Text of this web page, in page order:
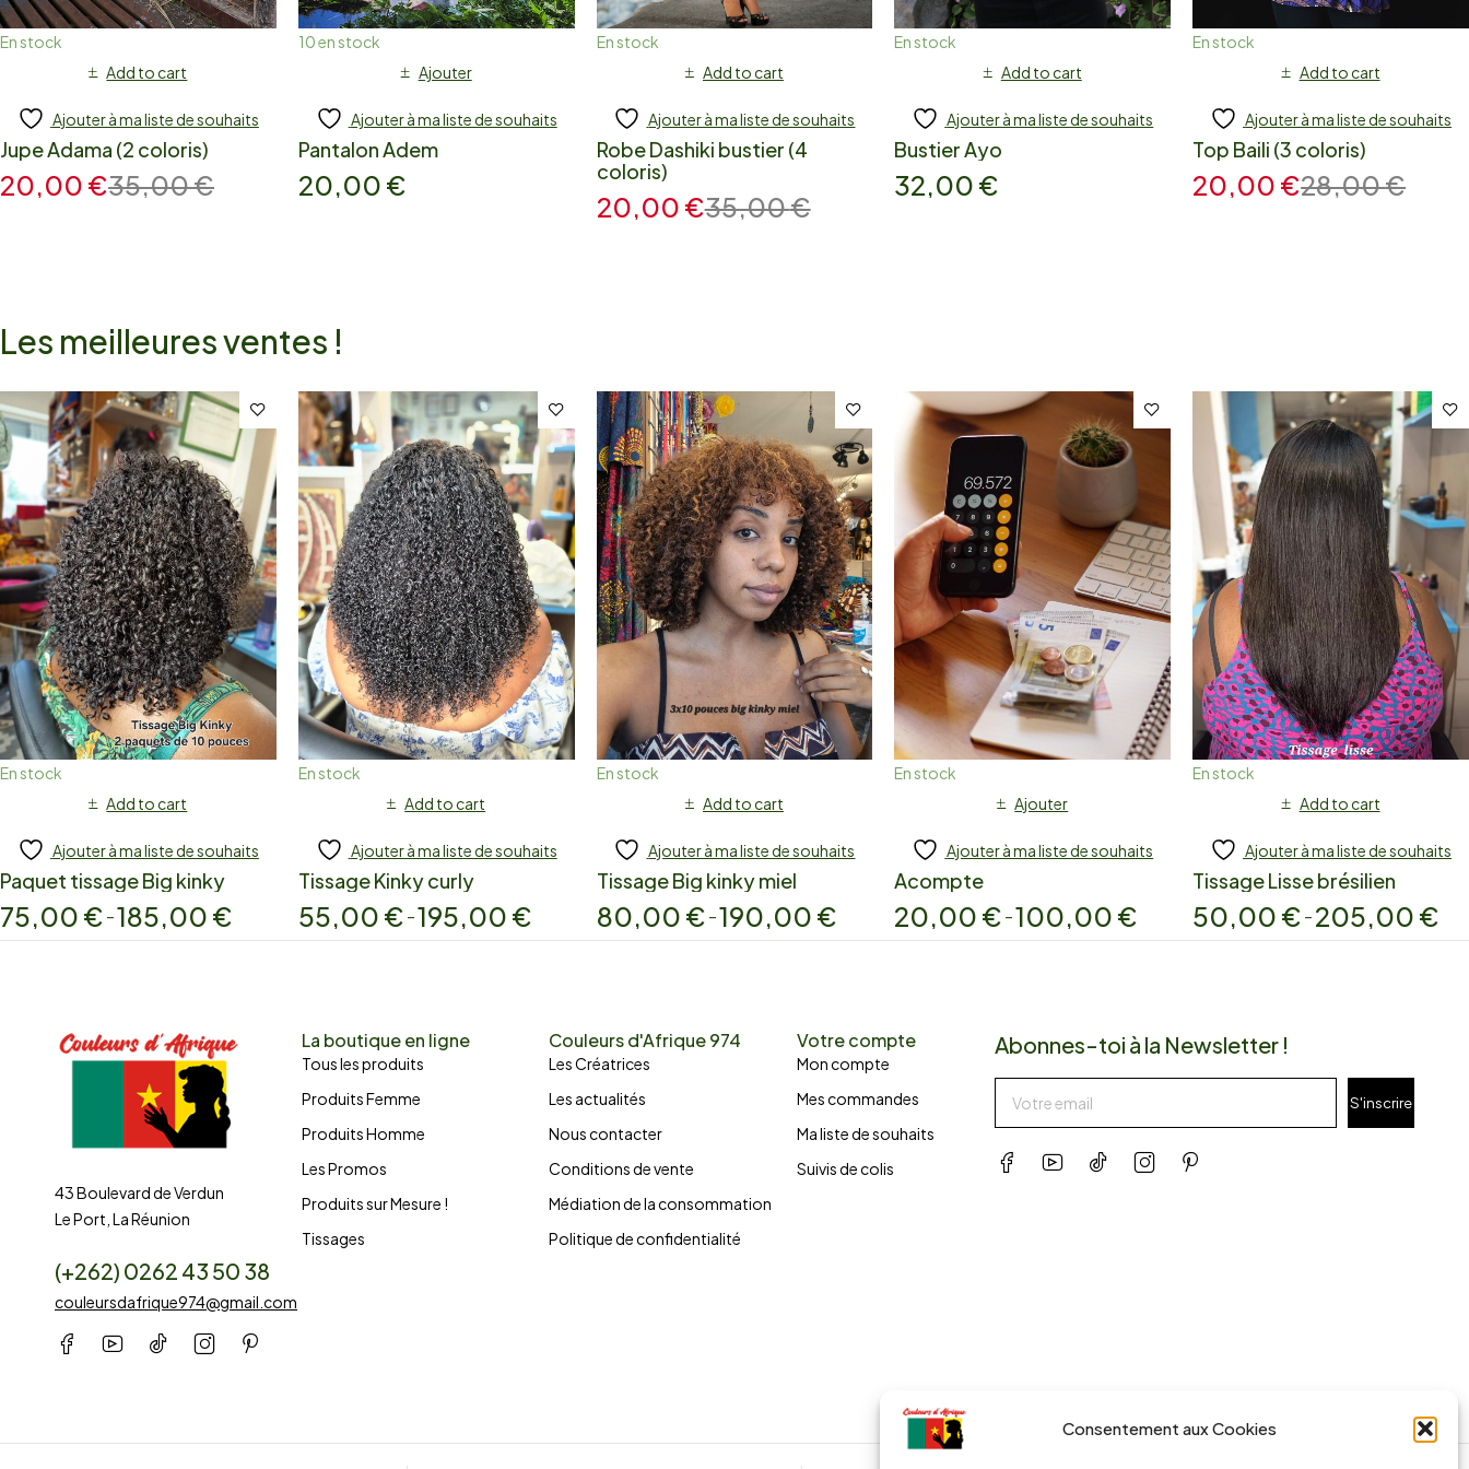
Consentement aux Cookies
En stock
Add to cart
Ajouter à ma liste de souhaits
Jupe Adama (2 coloris)
35,00€
20,00 €
10 en stock
Ajouter
Ajouter à ma liste de souhaits
Pantalon Adem
20,00 €
En stock
Add to cart
Ajouter à ma liste de souhaits
Robe Dashiki bustier (4
coloris)
35,00€
20,00 €
En stock
Add to cart
Ajouter à ma liste de souhaits
Bustier Ayo
32,00 €
En stock
Add to cart
Ajouter à ma liste de souhaits
Top Baili (3 coloris)
28,00€
20,00 €
Les meilleures ventes !
En stock
Add to cart
Ajouter à ma liste de souhaits
Paquet tissage Big kinky
75,00 € –185,00 €
En stock
Add to cart
Ajouter à ma liste de souhaits
Tissage Kinky curly
55,00 € –195,00 €
En stock
Add to cart
Ajouter à ma liste de souhaits
Tissage Big kinky miel
80,00 € –190,00 €
En stock
Ajouter
Ajouter à ma liste de souhaits
Acompte
20,00 € –100,00 €
En stock
Add to cart
Ajouter à ma liste de souhaits
Tissage Lisse brésilien
50,00 € – 205,00 €
43 Boulevard de Verdun
Le Port, La Réunion
(+262) 0262 43 50 38
couleursdafrique974@gmail.com
La boutique en ligne
Tous les produits
Produits Femme
Produits Homme
Les Promos
Produits sur Mesure !
Tissages
Couleurs d'Afrique 974
Les Créatrices
Les actualités
Nous contacter
Conditions de vente
Médiation de la consommation
Politique de confidentialité
Votre compte
Mon compte
Mes commandes
Ma liste de souhaits
Suivis de colis
Abonnes-toi à la Newsletter !
S'inscrire